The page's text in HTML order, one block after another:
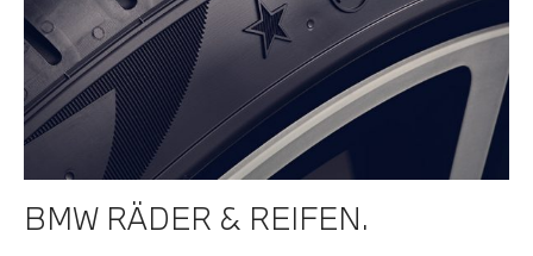
BMW RÄDER & REIFEN.